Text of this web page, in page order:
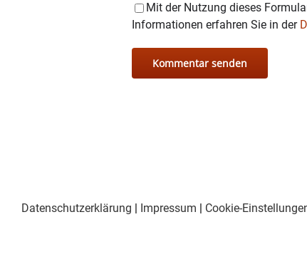
Mit der Nutzung dieses
Informationen erfahren Sie in der
Datenschutzerklärung | Impressum | Cookie-